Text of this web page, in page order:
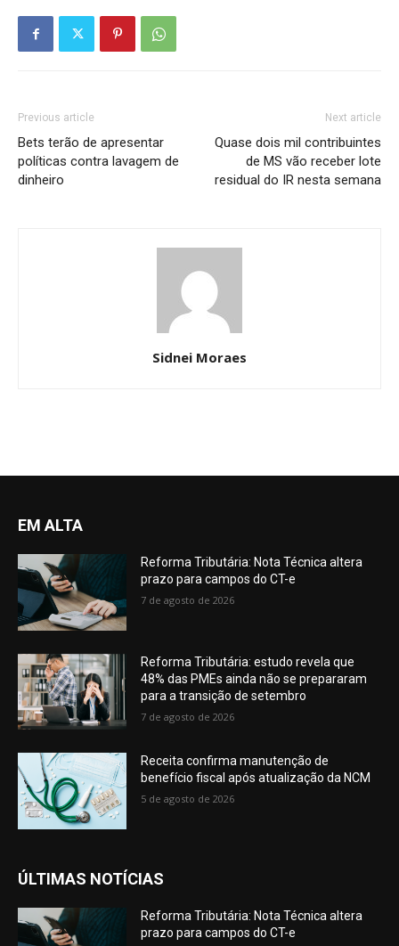
Previous article
Bets terão de apresentar
políticas contra lavagem de
dinheiro
Next article
Quase dois mil contribuintes
de MS vão receber lote
residual do IR nesta semana
Sidnei Moraes
EM ALTA
Reforma Tributária: Nota Técnica altera
prazo para campos do CT-e
7 de agosto de 2026
Reforma Tributária: estudo revela que
48% das PMEs ainda não se prepararam
para a transição de setembro
7 de agosto de 2026
Receita confirma manutenção de
benefício fiscal após atualização da NCM
5 de agosto de 2026
ÚLTIMAS NOTÍCIAS
Reforma Tributária: Nota Técnica altera
prazo para campos do CT-e